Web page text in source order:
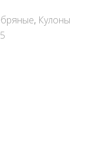
, Кулоны